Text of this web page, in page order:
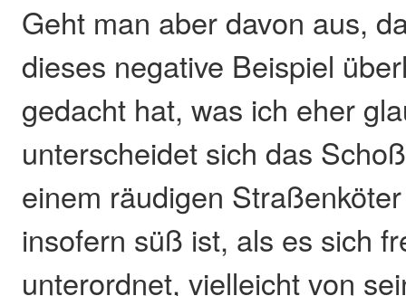
Geht man aber davon aus,
dieses negative Beispiel
gedacht hat, was ich eher
unterscheidet sich das
einem räudigen
insofern süß ist, als es sich
unterordnet, vielleicht von